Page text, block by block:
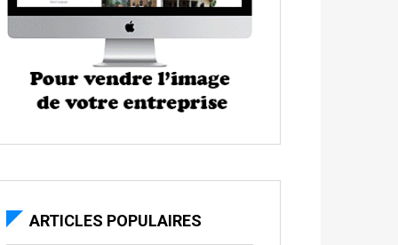
ARTICLES POPULAIRES